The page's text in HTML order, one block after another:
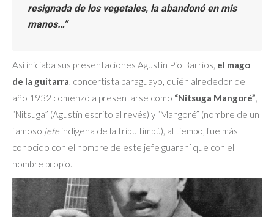
resignada de los vegetales, la abandonó en mis
manos…”
Así iniciaba sus presentaciones Agustín Pio Barrios, el mago
de la guitarra, concertista paraguayo, quién alrededor del
año 1932 comenzó a presentarse como “Nitsuga Mangoré”,
“Nitsuga” (Agustín escrito al revés) y “Mangoré” (nombre de un
famoso jefeindígena de la tribu timbú), al tiempo, fue más
conocido con el nombre de este jefe guaraní que con el
nombre propio.